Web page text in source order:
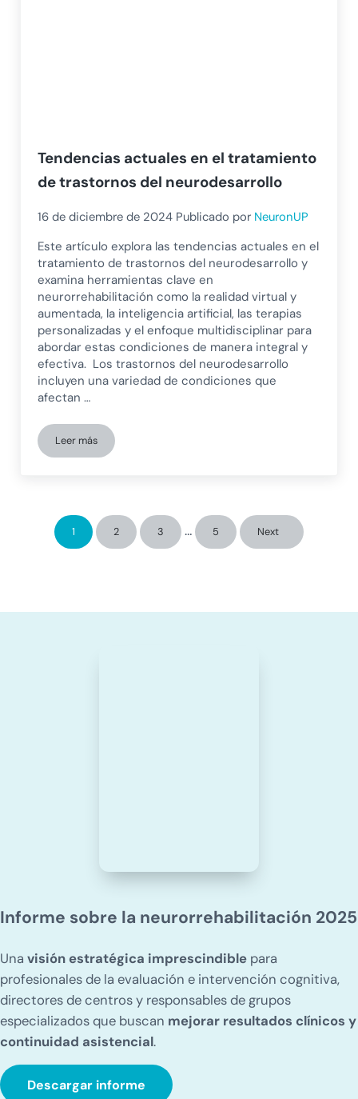
Tendencias actuales en el tratamiento
de trastornos del neurodesarrollo
16 de diciembre de 2024 Publicado por NeuronUP
Este artículo explora las tendencias actuales en el
tratamiento de trastornos del neurodesarrollo y
examina herramientas clave en
neurorrehabilitación como la realidad virtual y
aumentada, la inteligencia artificial, las terapias
personalizadas y el enfoque multidisciplinar para
abordar estas condiciones de manera integral y
efectiva. Los trastornos del neurodesarrollo
incluyen una variedad de condiciones que
afectan …
Leer másTendencias actuales en el tratamiento de trastornos del
Página
1 Página
2 Página
3 Páginas intermedias
… Página
5 Next
Informe sobre la neurorrehabilitación 2025
Unavisión estratégica imprescindible para
profesionales de la evaluación e intervención cognitiva,
directores de centros y responsables de grupos
especializados que buscan mejorar resultados clínicos y
continuidad asistencial.
Descargar informe